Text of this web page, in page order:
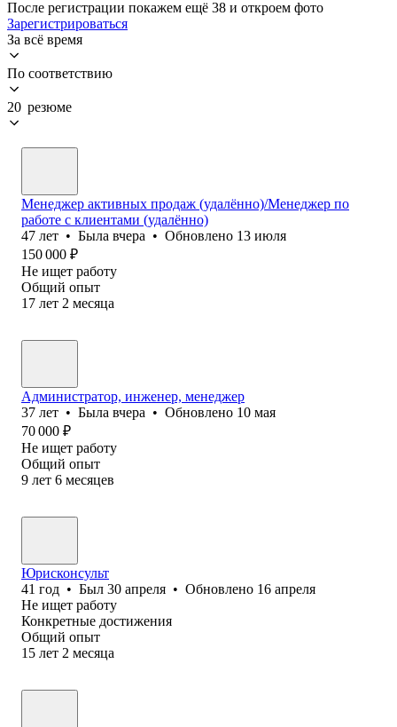
После регистрации покажем ещё 38 и откроем фото
Зарегистрироваться
За всё время
По соответствию
20 резюме
Менеджер активных продаж (удалённо)/Менеджер по
работе с клиентами (удалённо)
47 лет • Была вчера • Обновлено 13 июля
150 000 ₽
Не ищет работу
Общий опыт
17 лет 2 месяца
Администратор, инженер, менеджер
37 лет • Была вчера • Обновлено 10 мая
70 000 ₽
Не ищет работу
Общий опыт
9 лет 6 месяцев
Юрисконсульт
41 год • Был 30 апреля • Обновлено 16 апреля
Не ищет работу
Конкретные достижения
Общий опыт
15 лет 2 месяца